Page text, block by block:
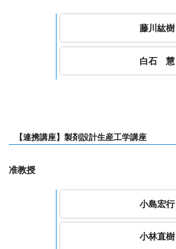
藤川紘樹
白石 慧
【連携講座】製剤設計生産工学講座
准教授
小島宏行
小林直樹